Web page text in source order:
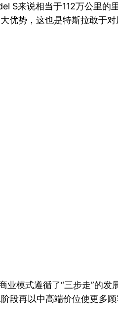
S来说相当于112万公里的
优势，这也是特斯拉敢于
模式遵循了“三步走”的发
段再以中高端价位使更多